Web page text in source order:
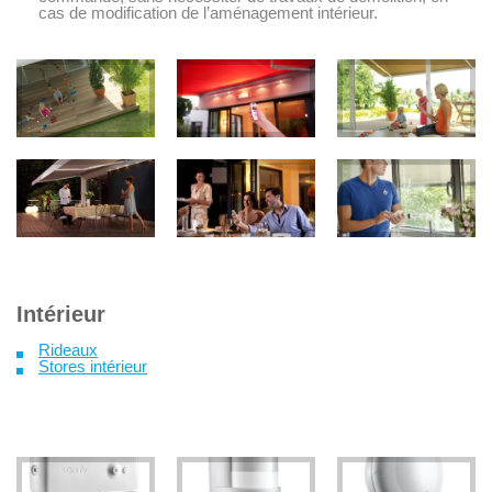
cas de modification de l’aménagement intérieur.
Intérieur
Rideaux
Stores intérieur